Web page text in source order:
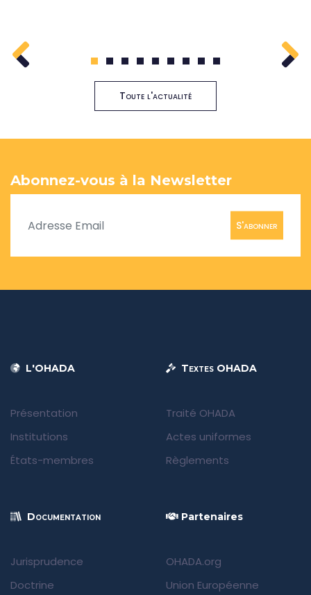
1 2 3 4 5 6 7 8 9
Toute l'actualité
Abonnez-vous à la Newsletter
S'abonner
L'OHADA
Présentation
Institutions
États-membres
Textes OHADA
Traité OHADA
Actes uniformes
Règlements
Documentation
Jurisprudence
Doctrine
Partenaires
OHADA.org
Union Européenne